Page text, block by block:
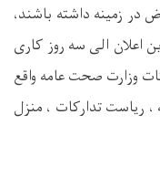
زمینه داشته باشند،
اعلان الی سه روز کاری
وزارت صحت عامه واقع
ریاست تدارکات ، منزل